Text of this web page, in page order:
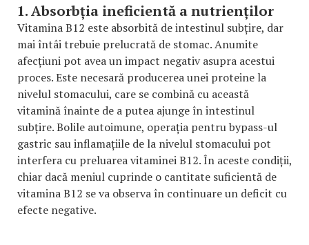
1. Absorbția ineficientă a nutrienților
Vitamina B12 este absorbită de intestinul subțire, dar
mai întâi trebuie prelucrată de stomac. Anumite
afecțiuni pot avea un impact negativ asupra acestui
proces. Este necesară producerea unei proteine la
nivelul stomacului, care se combină cu această
vitamină înainte de a putea ajunge în intestinul
subțire. Bolile autoimune, operația pentru bypass-ul
gastric sau inflamațiile de la nivelul stomacului pot
interfera cu preluarea vitaminei B12. În aceste condiții,
chiar dacă meniul cuprinde o cantitate suficientă de
vitamina B12 se va observa în continuare un deficit cu
efecte negative.